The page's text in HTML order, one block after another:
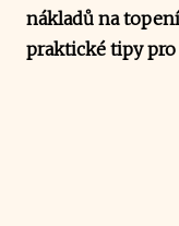
nákladů na
praktické tipy